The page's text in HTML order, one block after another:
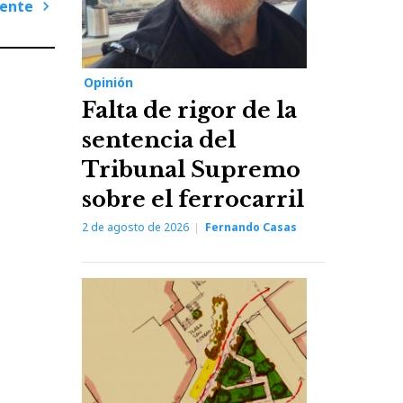
Opinión
Falta de rigor de la
sentencia del
Tribunal Supremo
sobre el ferrocarril
2 de agosto de 2026 Fernando Casas